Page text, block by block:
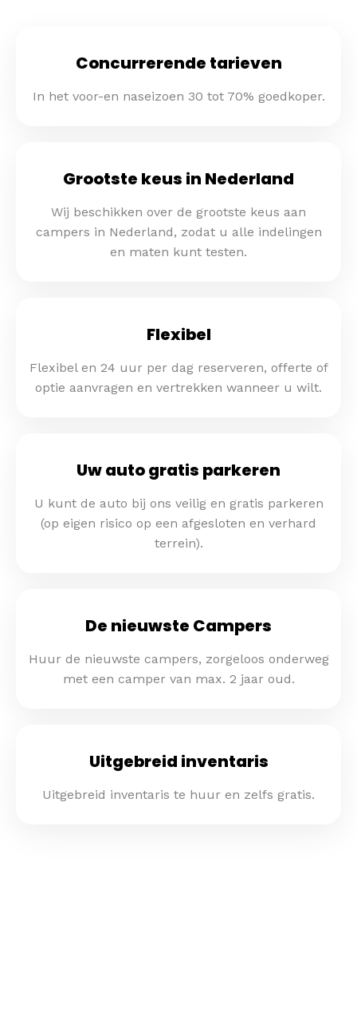
Concurrerende tarieven
In het voor-en naseizoen 30 tot 70% goedkoper.
Grootste keus in Nederland
Wij beschikken over de grootste keus aan
campers in Nederland, zodat u alle indelingen
en maten kunt testen.
Flexibel
Flexibel en 24 uur per dag reserveren, offerte of
optie aanvragen en vertrekken wanneer u wilt.
Uw auto gratis parkeren
U kunt de auto bij ons veilig en gratis parkeren
(op eigen risico op een afgesloten en verhard
terrein).
De nieuwste Campers
Huur de nieuwste campers, zorgeloos onderweg
met een camper van max. 2 jaar oud.
Uitgebreid inventaris
Uitgebreid inventaris te huur en zelfs gratis.